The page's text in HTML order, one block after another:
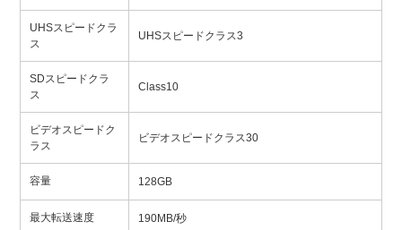
UHSスピードクラ
ス
UHSスピードクラス3
SDスピードクラ
ス
Class10
ビデオスピードク
ラス
ビデオスピードクラス30
容量 128GB
最大転送速度 190MB/秒